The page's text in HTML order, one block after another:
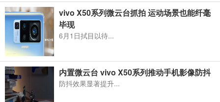
vivo X50系列微云台抓拍 运动场景也能纤毫
毕现
6月1日拭目以待...
内置微云台 vivo X50系列推动手机影像防抖
防抖效果显著提升...